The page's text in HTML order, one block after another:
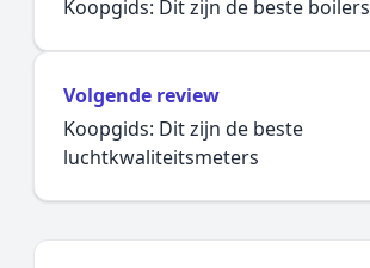
Koopgids: Dit zijn de beste boilers
Volgende review
Koopgids: Dit zijn de beste
luchtkwaliteitsmeters